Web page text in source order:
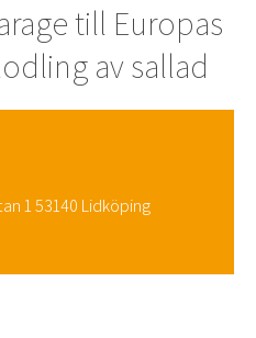
till Europas
av sallad
1 53140 Lidköping